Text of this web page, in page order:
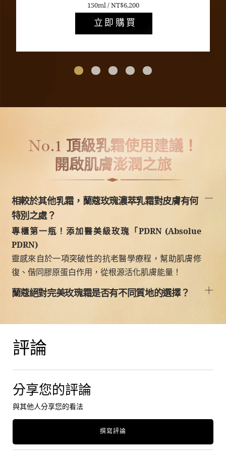
150ml / NT$6,200
立即購買
No.1 頂級乳霜使用建議！
開啟肌膚澎潤之旅
相較於其他乳霜，蘭蔻玫瑰濃萃乳霜對皮膚有何
特別之處？
專櫃第一瓶！添加醫美級玫瑰「PDRN (Absolue
PDRN)
靈感來自於一項突破性的抗老醫學療程，幫助肌膚修
復、偕同膠原蛋白作用，從根源活化肌膚能量！
蘭蔻絕對完美玫瑰霜是否有不同質地的選擇？
評論
分享您的評論
與其他人分享您的看法
撰寫評論